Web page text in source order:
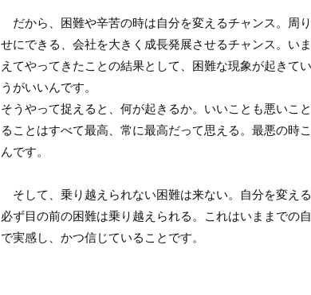
だから、困難や辛苦の時は自分を変えるチャンス。周
せにできる、会社を大きく成長発展させるチャンス。い
えてやってきたことの結果として、困難な現象が起きて
うがいいんです。
そうやって捉えると、何が起きるか。いいことも悪いこ
ることはすべて最高、常に最高だって思える。最悪の時
んです。
そして、乗り越えられない困難は来ない。自分を変え
必ず目の前の困難は乗り越えられる。これはいままでの
で実感し、かつ信じていることです。